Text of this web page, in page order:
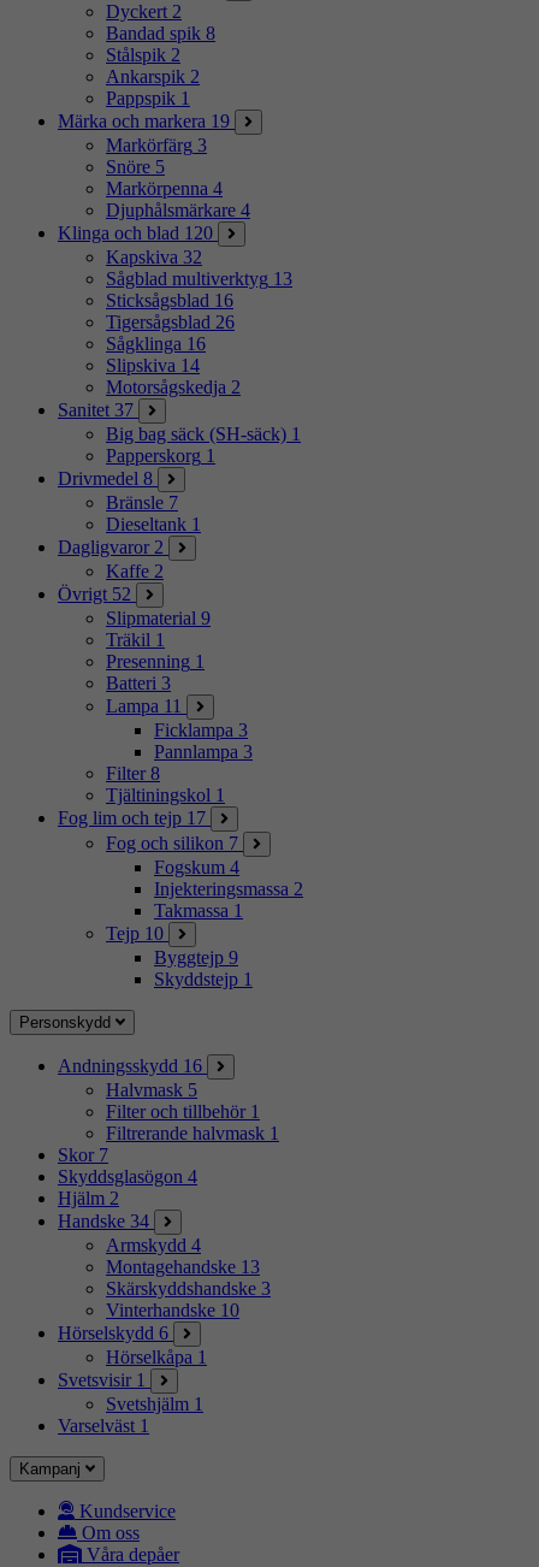
Dyckert 2
Bandad spik 8
Stålspik 2
Ankarspik 2
Pappspik 1
Märka och markera 19
Markörfärg 3
Snöre 5
Markörpenna 4
Djuphålsmärkare 4
Klinga och blad 120
Kapskiva 32
Sågblad multiverktyg 13
Sticksågsblad 16
Tigersågsblad 26
Sågklinga 16
Slipskiva 14
Motorsågskedja 2
Sanitet 37
Big bag säck (SH-säck) 1
Papperskorg 1
Drivmedel 8
Bränsle 7
Dieseltank 1
Dagligvaror 2
Kaffe 2
Övrigt 52
Slipmaterial 9
Träkil 1
Presenning 1
Batteri 3
Lampa 11
Ficklampa 3
Pannlampa 3
Filter 8
Tjältiningskol 1
Fog lim och tejp 17
Fog och silikon 7
Fogskum 4
Injekteringsmassa 2
Takmassa 1
Tejp 10
Byggtejp 9
Skyddstejp 1
Personskydd
Andningsskydd 16
Halvmask 5
Filter och tillbehör 1
Filtrerande halvmask 1
Skor 7
Skyddsglasögon 4
Hjälm 2
Handske 34
Armskydd 4
Montagehandske 13
Skärskyddshandske 3
Vinterhandske 10
Hörselskydd 6
Hörselkåpa 1
Svetsvisir 1
Svetshjälm 1
Varselväst 1
Kampanj
Kundservice
Om oss
Våra depåer